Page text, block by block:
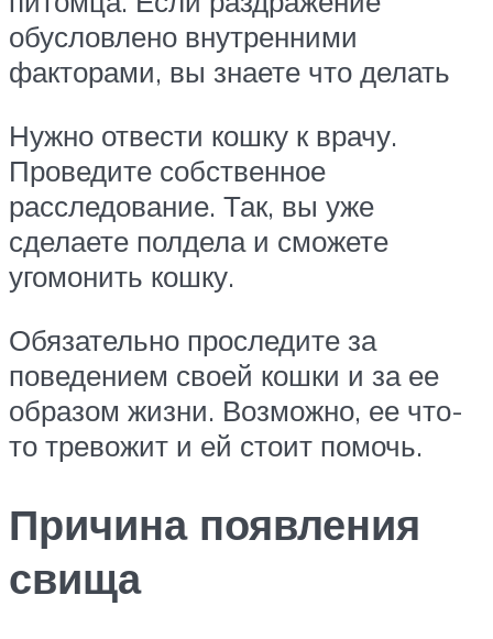
обусловлено внутренними
факторами, вы знаете что делать
Нужно отвести кошку к врачу.
Проведите собственное
расследование. Так, вы уже
сделаете полдела и сможете
угомонить кошку.
Обязательно проследите за
поведением своей кошки и за ее
образом жизни. Возможно, ее что-
то тревожит и ей стоит помочь.
Причина появления
свища